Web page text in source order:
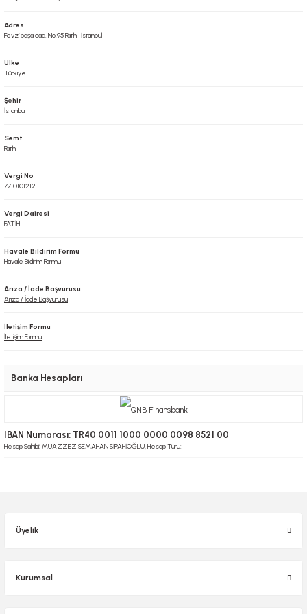
Adres
Fevzi paşa cad. No:95 Fatih- İstanbul
Ülke
Türkiye
Şehir
İstanbul
Semt
Fatih
Vergi No
7710101212
Vergi Dairesi
FATİH
Havale Bildirim Formu
Havale Bildirim Formu
Arıza / İade Başvurusu
Arıza / İade Başvurusu
İletişim Formu
İletişim Formu
Banka Hesapları
IBAN Numarası: TR40 0011 1000 0000 0098 8521 00
Hesap Sahibi: MUAZZEZ SEMAHAN SİPAHİOĞLU, Hesap Türü:
Üyelik
Kurumsal